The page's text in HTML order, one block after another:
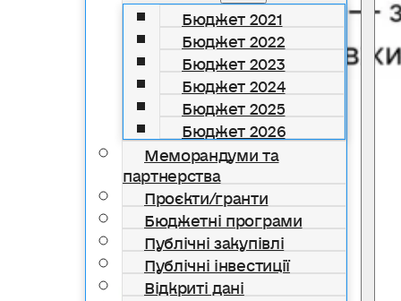
Бюджет 2021
Бюджет 2022
Бюджет 2023
Бюджет 2024
Бюджет 2025
Бюджет 2026
Меморандуми та
партнерства
Проєкти/гранти
Бюджетні програми
Публічні закупівлі
Публічні інвестиції
Відкриті дані